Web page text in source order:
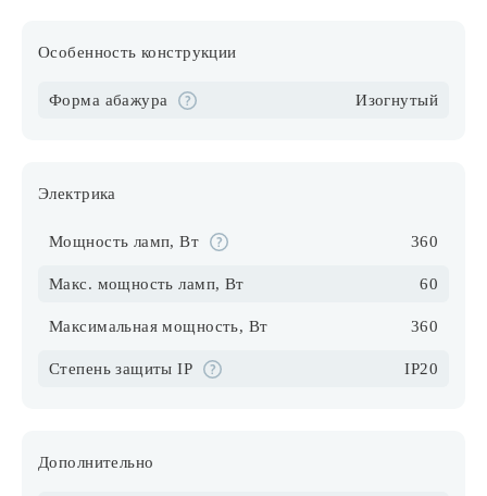
Особенность конструкции
Форма абажура Изогнутый
Электрика
Мощность ламп, Вт 360
Макс. мощность ламп, Вт 60
Максимальная мощность, Вт 360
Степень защиты IP IP20
Дополнительно